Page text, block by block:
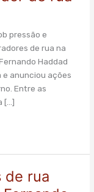
pressão e
de rua na
Haddad
anunciou ações
Entre as
[…]
de rua